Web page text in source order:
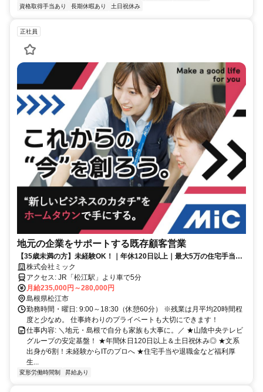
資格取得手当あり
長期休暇あり 土日祝休み
正社員
地元の企業をサポートする既存顧客営業
【35歳未満の方】未経験OK！｜年休120日以上｜最大5万の住宅手当あ
り◎｜資格取得支援も充実！
株式会社ミック
アクセス: JR「松江駅」より車で5分
月給235,000円～280,000円
島根県松江市
勤務時間・曜日: 9:00～18:30（休憩60分） ※残業は月平均20時間程
度と少なめ。 仕事終わりのプライベートも大切にできます！
仕事内容: ＼地元・島根で自分も家族も大事に。／ ★山陰中央テレビ
グループの安定基盤！ ★年間休日120日以上＆土日祝休み◎ ★文系
出身が6割！未経験からITのプロへ ★住宅手当や退職金など福利厚
生...
変形労働時間制 昇給あり